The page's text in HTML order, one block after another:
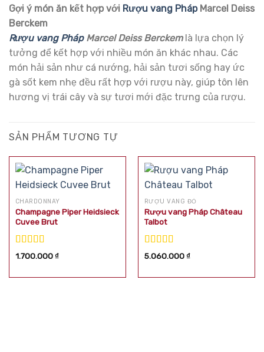
Gợi ý món ăn kết hợp với Rượu vang PhápMarcel Deiss
Berckem
Rượu vang PhápMarcel Deiss Berckem là lựa chọn lý
tưởng để kết hợp với nhiều món ăn khác nhau. Các
món hải sản như cá nướng, hải sản tươi sống hay ức
gà sốt kem nhẹ đều rất hợp với rượu này, giúp tôn lên
hương vị trái cây và sự tươi mới đặc trưng của rượu.
SẢN PHẨM TƯƠNG TỰ
CHARDONNAY
Champagne Piper Heidsieck
Cuvee Brut
Được xếp
1.700.000₫
RƯỢU VANG ĐỎ
Rượu vang Pháp Château
Talbot
Được xếp
5.060.000₫